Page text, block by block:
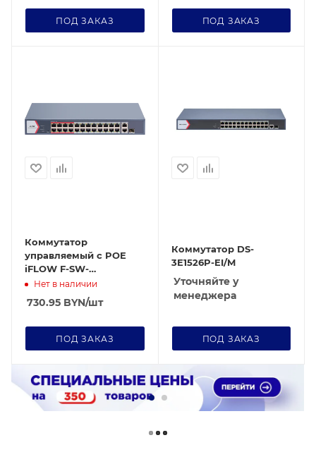
ПОД ЗАКАЗ ПОД ЗАКАЗ
Коммутатор
управляемый c POE
iFLOW F-SW-
EM426POE-VM/L
Нет в наличии
730.95 BYN/шт
ПОД ЗАКАЗ
Коммутатор DS-
3E1526P-EI/M
Уточняйте у
менеджера
ПОД ЗАКАЗ